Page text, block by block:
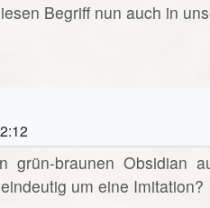
Begriff nun auch in
grün-braunen Obsidian
um eine Imitation?